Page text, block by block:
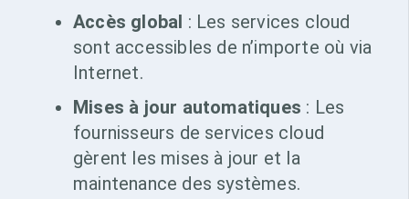
Accès global : Les services cloud
sont accessibles de n’importe où via
Internet.
Mises à jour automatiques : Les
fournisseurs de services cloud
gèrent les mises à jour et la
maintenance des systèmes.